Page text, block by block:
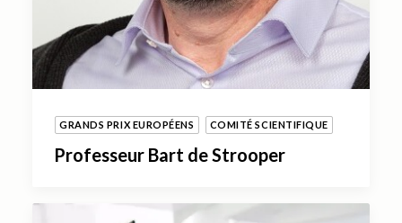
GRANDS PRIX EUROPÉENS COMITÉ SCIENTIFIQUE
Professeur Bart de Strooper